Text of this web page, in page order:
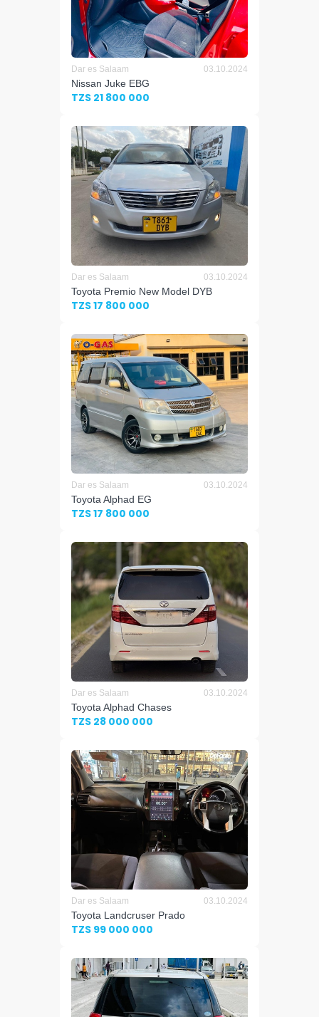
Dar es Salaam 03.10.2024
Nissan Juke EBG
TZS 21 800 000
Dar es Salaam 03.10.2024
Toyota Premio New Model DYB
TZS 17 800 000
Dar es Salaam 03.10.2024
Toyota Alphad EG
TZS 17 800 000
Dar es Salaam 03.10.2024
Toyota Alphad Chases
TZS 28 000 000
Dar es Salaam 03.10.2024
Toyota Landcruser Prado
TZS 99 000 000